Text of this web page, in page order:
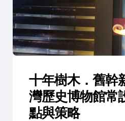
十年樹木．舊幹
灣歷史博物館常
點與策略